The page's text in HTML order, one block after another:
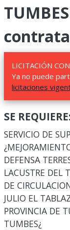
LICITACIÓN
Ya no puede
licitaciones
SE REQUIERE:
SERVICIO DE
DEFENSA
LACUSTRE DEL
DE
JULIO EL
PROVINCIA DE
TUMBES¿